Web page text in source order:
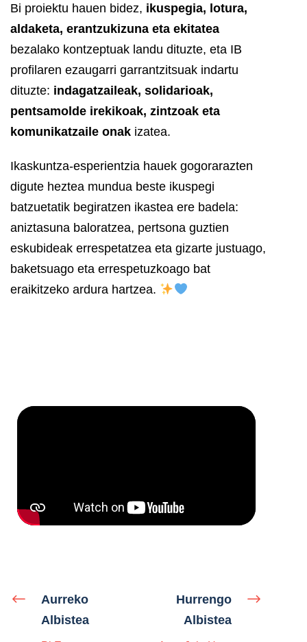
Bi proiektu hauen bidez, ikuspegia, lotura,
aldaketa, erantzukizuna eta ekitatea
bezalako kontzeptuak landu dituzte, eta IB
profilaren ezaugarri garrantzitsuak indartu
dituzte: indagatzaileak, solidarioak,
pentsamolde irekikoak, zintzoak eta
komunikatzaile onak izatea.
Ikaskuntza-esperientzia hauek gogorarazten
digute heztea mundua beste ikuspegi
batzuetatik begiratzen ikastea ere badela:
aniztasuna baloratzea, pertsona guztien
eskubideak errespetatzea eta gizarte justuago,
baketsuago eta errespetuzkoago bat
eraikitzeko ardura hartzea.
Aurreko
Albistea
Hurrengo
Albistea